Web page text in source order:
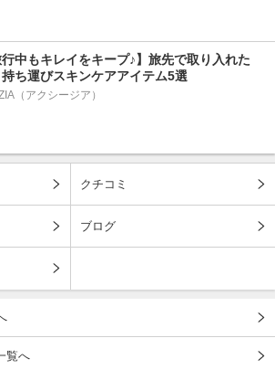
行中もキレイをキープ♪】旅先で取り入れた
ち運びスキンケアアイテム5選
（アクシージア）
クチコミ
ブログ
覧へ